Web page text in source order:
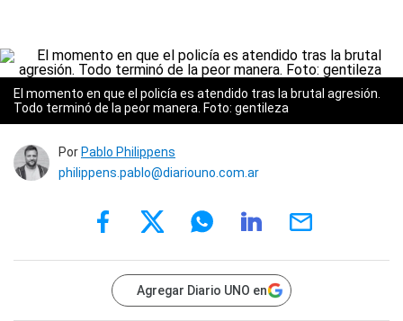
El momento en que el policía es atendido tras la brutal agresión.
Todo terminó de la peor manera. Foto: gentileza
Por Pablo Philippens
philippens.pablo@diariouno.com.ar
Agregar Diario UNO en